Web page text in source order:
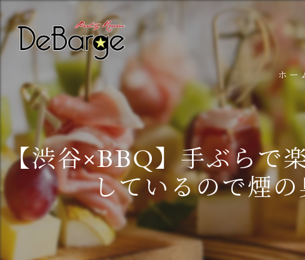
ホー
【渋谷×BBQ】手ぶらで
しているので煙